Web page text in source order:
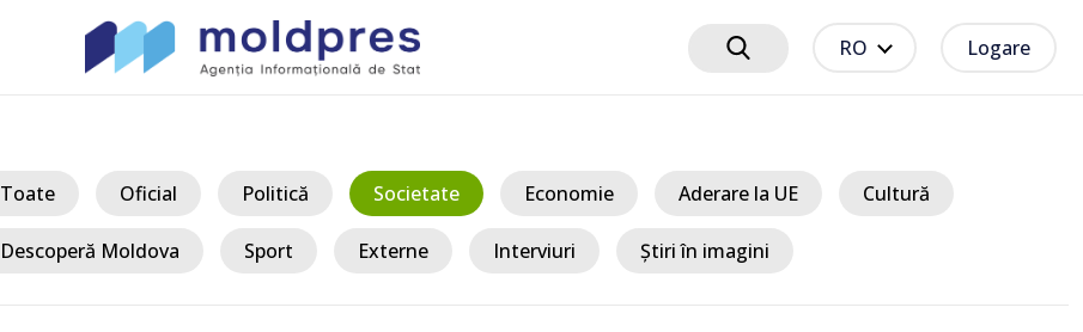
RO Logare
Toate Oficial Politică Societate Economie Aderare la UE Cultură
Descoperă Moldova Sport Externe Interviuri Știri în imagini